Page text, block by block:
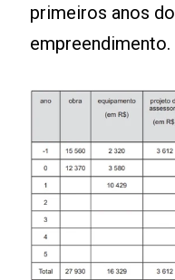
primeiros anos do
empreendimento.